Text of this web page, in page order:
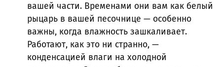
вашей части. Временами они вам как белый
рыцарь в вашей песочнице — особенно
важны, когда влажность зашкаливает.
Работают, как это ни странно, —
конденсацией влаги на холодной